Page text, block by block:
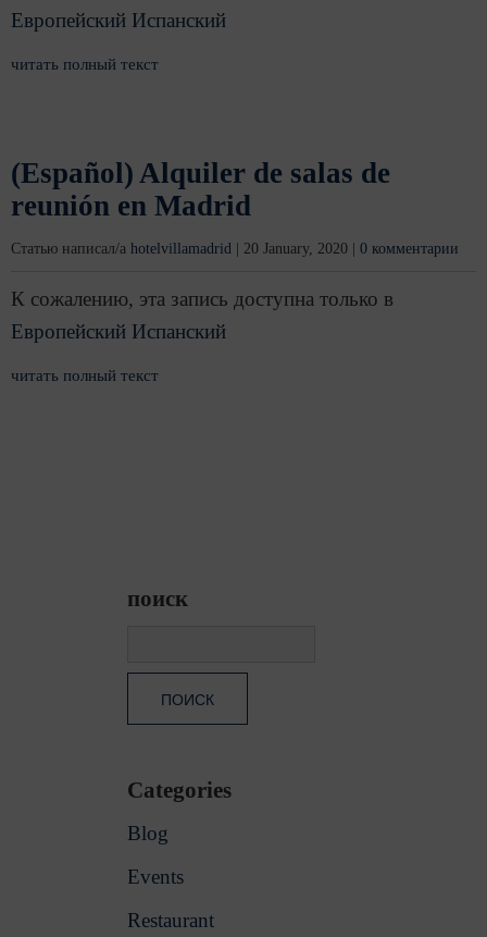
Европейский Испанский
читать полный текст
(Español) Alquiler de salas de
reunión en Madrid
Статью написал/а hotelvillamadrid 20 January, 2020 0 комментарии
К сожалению, эта запись доступна только в
Европейский Испанский
читать полный текст
поиск
Categories
Blog
Events
Restaurant